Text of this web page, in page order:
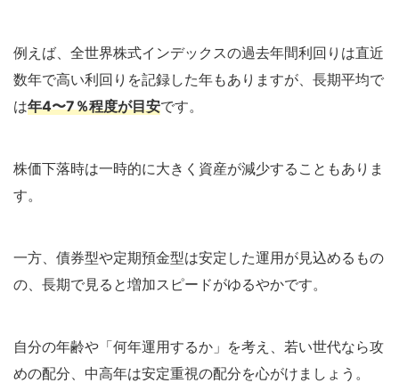
例えば、全世界株式インデックスの過去年間利回りは直近
数年で高い利回りを記録した年もありますが、長期平均で
は年4〜7％程度が目安です。
株価下落時は一時的に大きく資産が減少することもありま
す。
一方、債券型や定期預金型は安定した運用が見込めるもの
の、長期で見ると増加スピードがゆるやかです。
自分の年齢や「何年運用するか」を考え、若い世代なら攻
めの配分、中高年は安定重視の配分を心がけましょう。